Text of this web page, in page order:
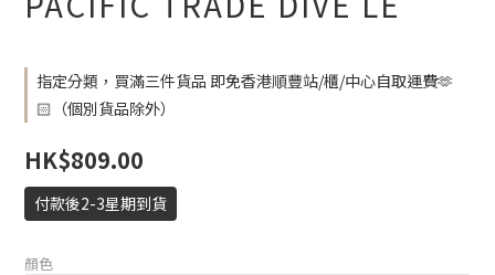
指定分類，買滿三件貨品 即免香港順豐站/櫃/中心自取運費🫶
🏻（個別貨品除外）
HK$809.00
付款後2-3星期到貨
顏色